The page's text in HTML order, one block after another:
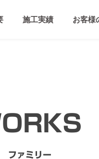
施工実績 お客様
ファミリー